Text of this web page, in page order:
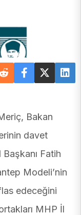
Bakan
davet
Fatih
Modeli’nin
edeceğini
MHP İl